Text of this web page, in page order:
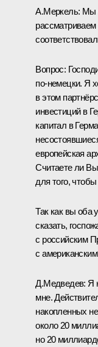
А.Меркель: Мы
Вопрос:
по‑немецки. Я
в этом
инвестиций в
капитал в
европейская
Считаете ли
для того,
Так как вы оба
сказать,
с российским
с
Д.Медведев: Я
мне.
накопленных
около 20
но 20